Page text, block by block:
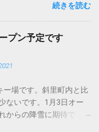
が地形に合わせて滑らか
げでドンという振動が
では、登ったら車体ご
から今度は地面にドン
面をとらえてるという
当たり前かもしれませ
で何回か紹介していま
ート社製バイソンＸ
続きを読む
プン予定です
ー場です。斜里町内と比
ないです。1月3日オー
からの降雪に期待で